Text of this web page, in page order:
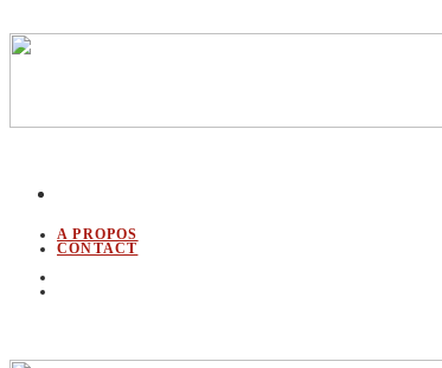
A PROPOS
CONTACT